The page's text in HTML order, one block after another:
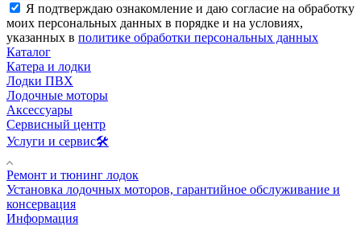
Я подтверждаю ознакомление и даю согласие на обработку
моих персональных данных в порядке и на условиях,
указанных в политике обработки персональных данных
Каталог
Катера и лодки
Лодки ПВХ
Лодочные моторы
Аксессуары
Сервисный центр
Услуги и сервис🛠️
Ремонт и тюнинг лодок
Установка лодочных моторов, гарантийное обслуживание и
консервация
Информация